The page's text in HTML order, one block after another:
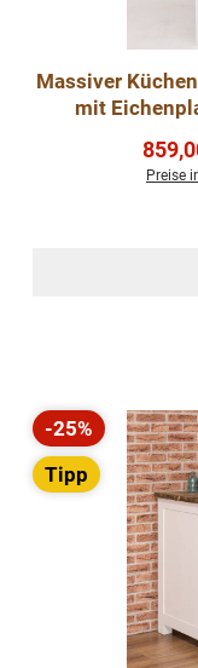
Massiver
mit
Preise
Rabatt
-25%
Tipp